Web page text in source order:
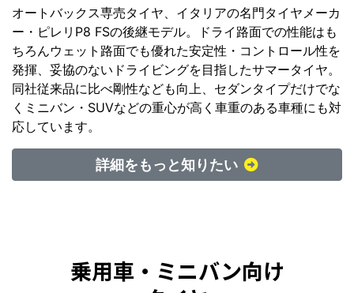
オートバックス専売タイヤ、イタリアの名門タイヤメーカ
ー・ピレリP8 FSの後継モデル。ドライ路面での性能はも
ちろんウェット路面でも優れた安定性・コントロール性を
発揮、妥協のないドライビングを目指したサマータイヤ。
同社従来品に比べ剛性なども向上、セダンタイプだけでな
くミニバン・SUVなどの重心が高く車重のある車種にも対
応しています。
詳細をもっと知りたい
乗用車・ミニバン向け